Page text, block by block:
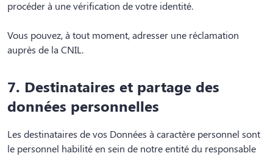
procéder à une vérification de votre identité.
Vous pouvez, à tout moment, adresser une réclamation
auprès de la CNIL.
7. Destinataires et partage des
données personnelles
Les destinataires de vos Données à caractère personnel sont
le personnel habilité en sein de notre entité du responsable